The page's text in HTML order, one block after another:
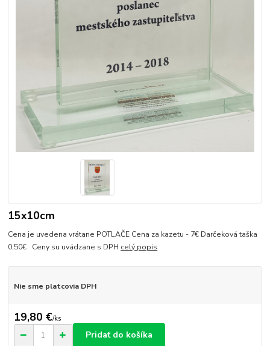
15x10cm
Cena je uvedena vrátane POTLAČE Cena za kazetu - 7€ Darčeková taška
0,50€ Ceny su uvádzane s DPH celý popis
Nie sme platcovia DPH
19,80 €/ks
Pridať do košíka